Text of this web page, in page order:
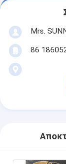
Mrs.
86